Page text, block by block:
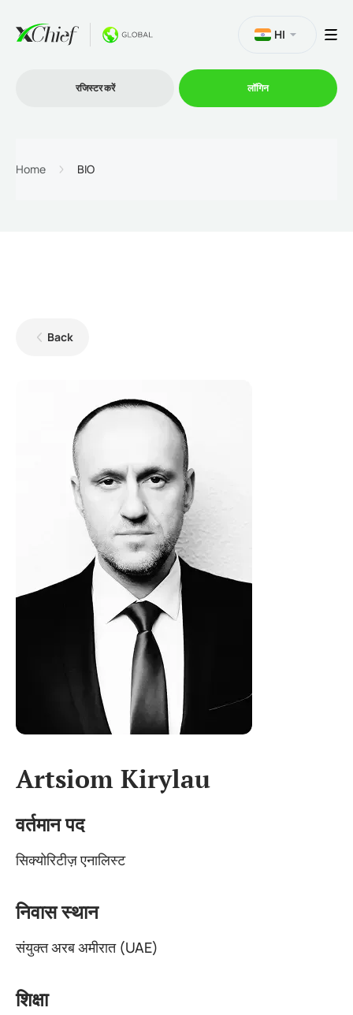
HI
रजिस्टर करें लॉगिन
Home BIO
Back
Artsiom Kirylau
वर्तमान पद
सिक्योरिटीज़ एनालिस्ट
निवास स्थान
संयुक्त अरब अमीरात (UAE)
शिक्षा